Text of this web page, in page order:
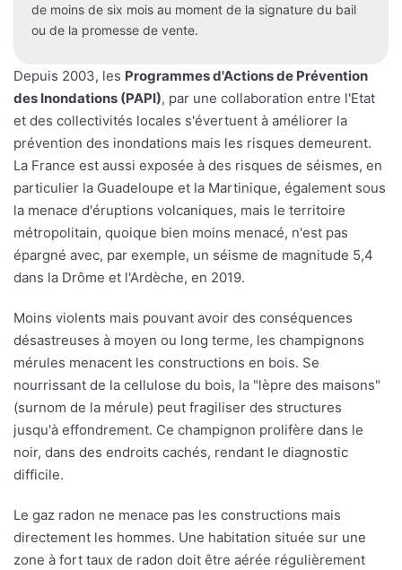
de moins de six mois au moment de la signature du bail
ou de la promesse de vente.
Depuis 2003, les Programmes d'Actions de Prévention
des Inondations (PAPI), par une collaboration entre l'Etat
et des collectivités locales s'évertuent à améliorer la
prévention des inondations mais les risques demeurent.
La France est aussi exposée à des risques de séismes, en
particulier la Guadeloupe et la Martinique, également sous
la menace d'éruptions volcaniques, mais le territoire
métropolitain, quoique bien moins menacé, n'est pas
épargné avec, par exemple, un séisme de magnitude 5,4
dans la Drôme et l'Ardèche, en 2019.
Moins violents mais pouvant avoir des conséquences
désastreuses à moyen ou long terme, les champignons
mérules menacent les constructions en bois. Se
nourrissant de la cellulose du bois, la "lèpre des maisons"
(surnom de la mérule) peut fragiliser des structures
jusqu'à effondrement. Ce champignon prolifère dans le
noir, dans des endroits cachés, rendant le diagnostic
difficile.
Le gaz radon ne menace pas les constructions mais
directement les hommes. Une habitation située sur une
zone à fort taux de radon doit être aérée régulièrement